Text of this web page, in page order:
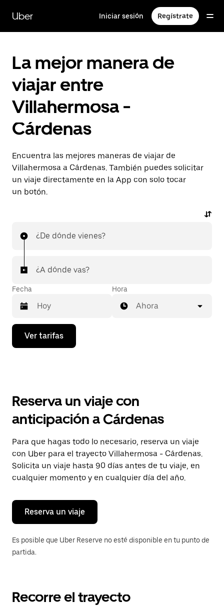
contenido
principal
Uber Iniciar sesión Regístrate
La mejor manera de
viajar entre
Villahermosa -
Cárdenas
Encuentra las mejores maneras de viajar de
Villahermosa a Cárdenas. También puedes solicitar
un viaje directamente en la App con solo tocar
un botón.
¿De dónde vienes?
¿A dónde vas?
Fecha
Presiona
flecha
el
y
selecciona
una
fecha.
Presiona
la
tecla Esc
para
el
calendario.
Hora
Ahora
Ver tarifas
Reserva un viaje con
anticipación a Cárdenas
Para que hagas todo lo necesario, reserva un viaje
con Uber para el trayecto Villahermosa - Cárdenas.
Solicita un viaje hasta 90 días antes de tu viaje, en
cualquier momento y en cualquier día del año.
Reserva un viaje
Es posible que Uber Reserve no esté disponible en tu punto de
partida.
Recorre el trayecto